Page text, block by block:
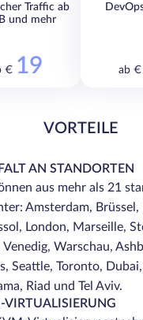
Traffic ab
und mehr
€ 19 ab €
VORTEILE
AN STANDORTEN
aus mehr als 21
Amsterdam,
London, Marseille,
Venedig, Warschau,
Seattle, Toronto,
Riad und Tel Aviv.
VIRTUALISIERUNG